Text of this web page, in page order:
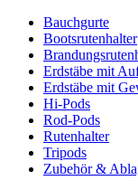
Bauchgurte
Bootsrutenhalter
Erdstäbe mit
Erdstäbe mit
Hi-Pods
Rod-Pods
Rutenhalter
Tripods
Zubehör &